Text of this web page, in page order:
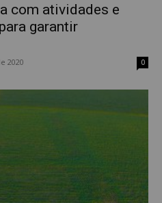
com atividades e
garantir
2020 0